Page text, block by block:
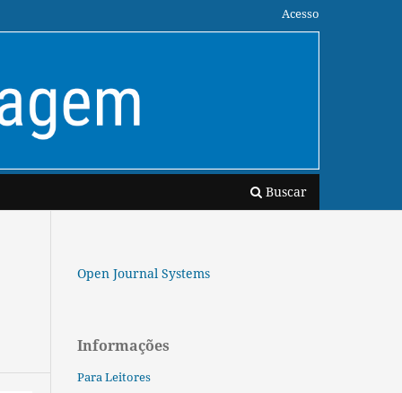
Buscar
Acesso
Open Journal Systems
Informações
Para Leitores